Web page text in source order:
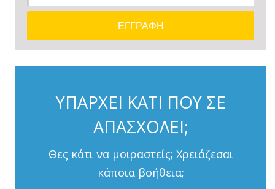
ΥΠΑΡΧΕΙ ΚΑΤΙ ΠΟΥ ΣΕ
ΑΠΑΣΧΟΛΕΙ;
Θες κάτι να μοιραστείς; Χρειάζεσαι
κάποια βοήθεια;